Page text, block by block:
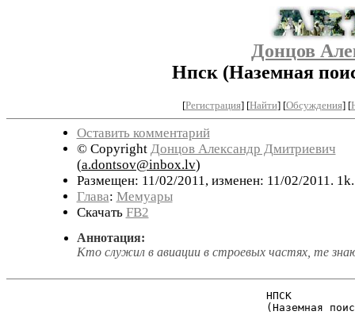
Донцов
Нпск (Наземная
[Регистрация] [Найти] [Обсуждения] [
Оставить комментарий
© Copyright Донцов Александр Дмитриевич
(a.dontsov@inbox.lv)
Размещен: 11/02/2011, изменен: 11/02/2011.
Глава: Мемуары
Скачать FB2
Аннотация:
Кто служил в авиации в строевых частях, те
                                         НПСК
(Наземная